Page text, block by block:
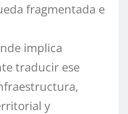
fragmentada e
implica
traducir ese
y